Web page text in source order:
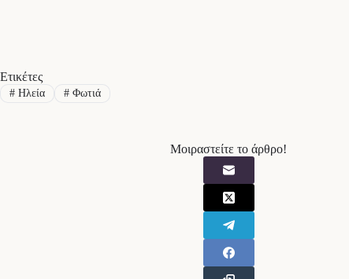
Ετικέτες
#Ηλεία #Φωτιά
Μοιραστείτε το άρθρο!